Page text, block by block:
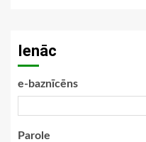
Ienāc
e-baznīcēns
Parole